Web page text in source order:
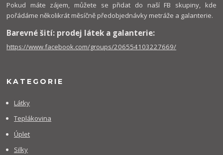
Pokud máte zájem, můžete se přidat do naší FB skupiny, kde
pořádáme několikrát měsíčně předobjednávky metráže a galanterie.
Barevné šití: prodej látek a galanterie:
https://www.facebook.com/groups/206554103227669/
KATEGORIE
Látky
Teplákovina
Úplet
Silky